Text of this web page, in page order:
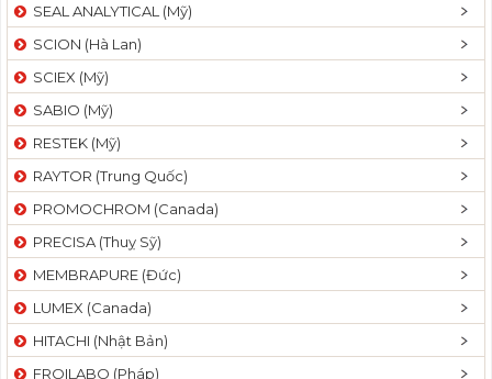
SEAL ANALYTICAL (Mỹ)
SCION (Hà Lan)
SCIEX (Mỹ)
SABIO (Mỹ)
RESTEK (Mỹ)
RAYTOR (Trung Quốc)
PROMOCHROM (Canada)
PRECISA (Thuỵ Sỹ)
MEMBRAPURE (Đức)
LUMEX (Canada)
HITACHI (Nhật Bản)
FROILABO (Pháp)